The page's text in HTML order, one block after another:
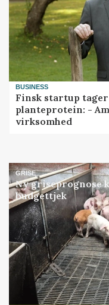
BUSINESS
Finsk startup
planteprotein: -
virksomhed
GRISE
Ny griseprognose
budgettjek